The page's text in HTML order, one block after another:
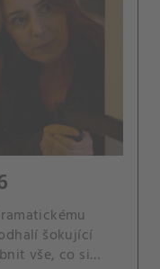
šokující
vše, co si